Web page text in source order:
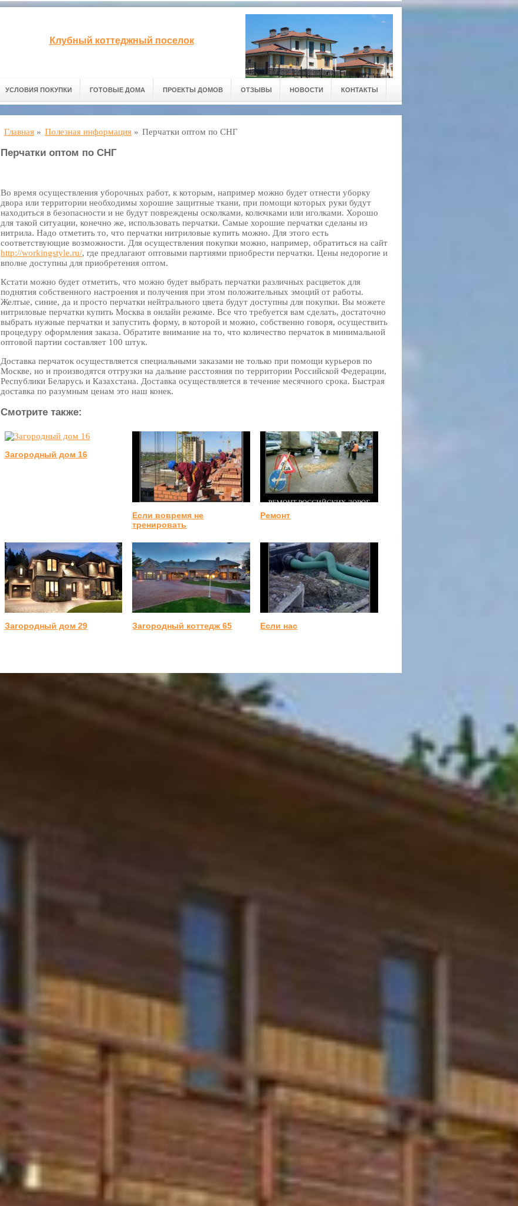
Клубный коттеджный поселок
УСЛОВИЯ ПОКУПКИ ГОТОВЫЕ ДОМА ПРОЕКТЫ ДОМОВ ОТЗЫВЫ НОВОСТИ КОНТАКТЫ
Главная » Полезная информация » Перчатки оптом по СНГ
Перчатки оптом по СНГ
Во время осуществления уборочных работ, к которым, например можно будет отнести уборку
двора или территории необходимы хорошие защитные ткани, при помощи которых руки будут
находиться в безопасности и не будут повреждены осколками, колючками или иголками. Хорошо
для такой ситуации, конечно же, использовать перчатки. Самые хорошие перчатки сделаны из
нитрила. Надо отметить то, что перчатки нитриловые купить можно. Для этого есть
соответствующие возможности. Для осуществления покупки можно, например, обратиться на сайт
http://workingstyle.ru/, где предлагают оптовыми партиями приобрести перчатки. Цены недорогие и
вполне доступны для приобретения оптом.
Кстати можно будет отметить, что можно будет выбрать перчатки различных расцветок для
поднятия собственного настроения и получения при этом положительных эмоций от работы.
Желтые, синие, да и просто перчатки нейтрального цвета будут доступны для покупки. Вы можете
нитриловые перчатки купить Москва в онлайн режиме. Все что требуется вам сделать, достаточно
выбрать нужные перчатки и запустить форму, в которой и можно, собственно говоря, осуществить
процедуру оформления заказа. Обратите внимание на то, что количество перчаток в минимальной
оптовой партии составляет 100 штук.
Доставка перчаток осуществляется специальными заказами не только при помощи курьеров по
Москве, но и производятся отгрузки на дальние расстояния по территории Российской Федерации,
Республики Беларусь и Казахстана. Доставка осуществляется в течение месячного срока. Быстрая
доставка по разумным ценам это наш конек.
Смотрите также:
Загородный дом 16
Если вовремя не
тренировать
Ремонт
Загородный дом 29 Загородный коттедж 65 Если нас